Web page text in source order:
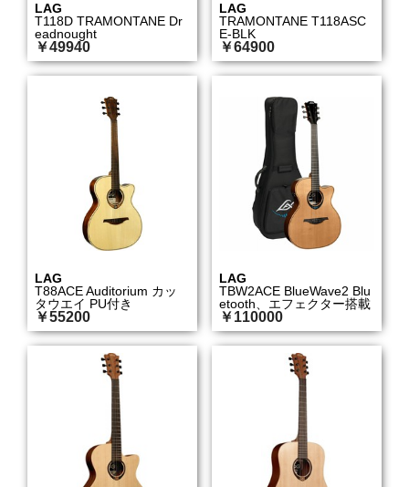
LAG
T118D TRAMONTANE Dr
eadnought
￥49940
LAG
TRAMONTANE T118ASC
E-BLK
￥64900
LAG
T88ACE Auditorium カッ
タウエイ PU付き
￥55200
LAG
TBW2ACE BlueWave2 Blu
etooth、エフェクター搭載
￥110000